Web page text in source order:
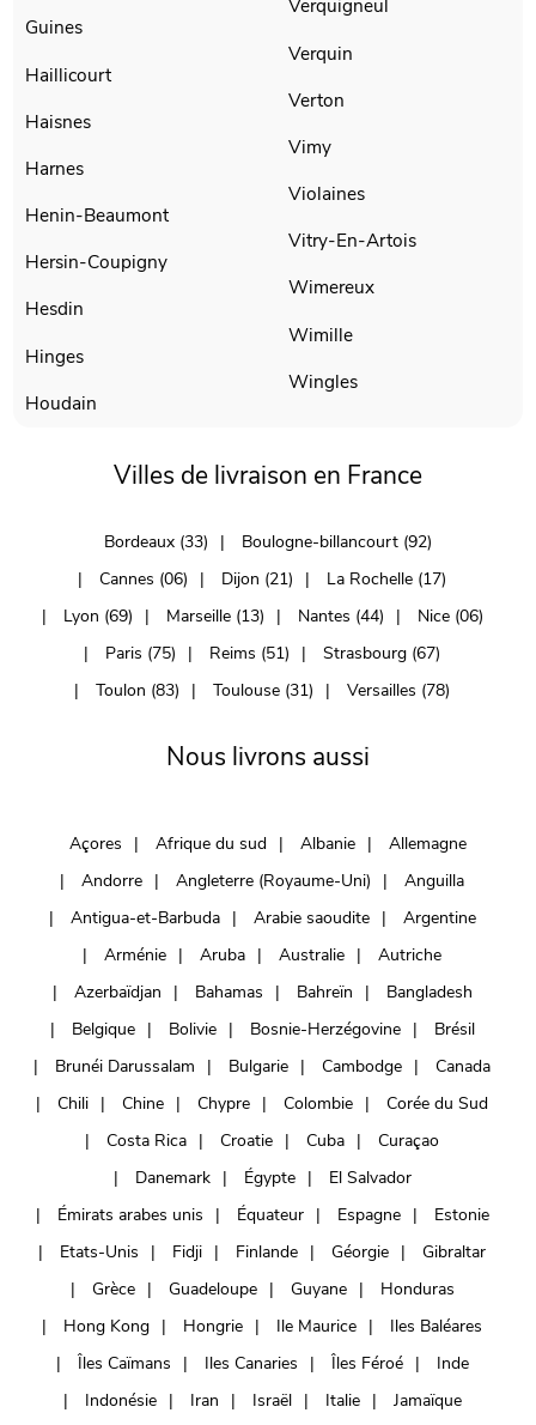
Guines
Haillicourt
Haisnes
Harnes
Henin-Beaumont
Hersin-Coupigny
Hesdin
Hinges
Houdain
Verquigneul
Verquin
Verton
Vimy
Violaines
Vitry-En-Artois
Wimereux
Wimille
Wingles
Villes de livraison en France
Bordeaux (33)
Boulogne-billancourt (92)
Cannes (06)
Dijon (21)
La Rochelle (17)
Lyon (69)
Marseille (13) Nantes (44)
Nice (06)
Paris (75)
Reims (51)
Strasbourg (67)
Toulon (83)
Toulouse (31) Versailles (78)
Nous livrons aussi
Açores Afrique du sud Albanie
Allemagne
Andorre
Angleterre (Royaume-Uni)
Anguilla
Antigua-et-Barbuda
Arabie saoudite
Argentine
Arménie
Aruba Australie
Autriche
Azerbaïdjan
Bahamas Bahreïn
Bangladesh
Belgique
Bolivie Bosnie-Herzégovine
Brésil
Brunéi Darussalam
Bulgarie Cambodge
Canada
Chili
Chine Chypre Colombie
Corée du Sud
Costa Rica
Croatie Cuba
Curaçao
Danemark
Égypte
El Salvador
Émirats arabes unis
Équateur Espagne
Estonie
Etats-Unis
Fidji Finlande Géorgie
Gibraltar
Grèce
Guadeloupe Guyane
Honduras
Hong Kong
Hongrie Ile Maurice
Iles Baléares
Îles Caïmans
Iles Canaries Îles Féroé
Inde
Indonésie
Iran Israël Italie
Jamaïque